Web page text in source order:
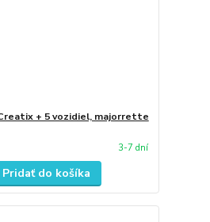
+ 5 vozidiel, majorrette
3-7 dní
Pridať do košíka